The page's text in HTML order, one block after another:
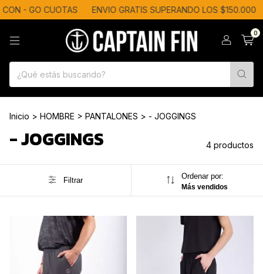
- GO CUOTAS ENVIO GRATIS SUPERANDO LOS $150.000
0
Inicio > HOMBRE > PANTALONES > - JOGGINGS
- JOGGINGS 4 productos
Filtrar Ordenar por:
Más vendidos